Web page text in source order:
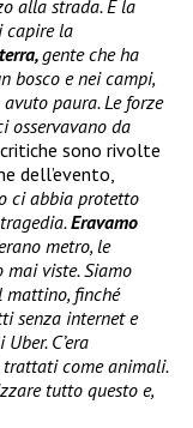
alla strada. È la
capire la
gente che ha
bosco e nei campi,
paura. Le forze
osservavano da
sono rivolte
dell’evento,
ci abbia protetto
Eravamo
metro, le
mai viste. Siamo
mattino, finché
senza internet e
C’era
come animali.
tutto questo e,